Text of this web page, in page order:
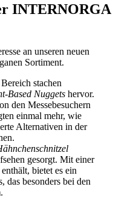
INTERNORGA
an unseren neuen
Sortiment.
stachen
Based Nuggets hervor.
den Messebesuchern
einmal mehr, wie
Alternativen in der
gesorgt. Mit einer
bietet es ein
das besonders bei den